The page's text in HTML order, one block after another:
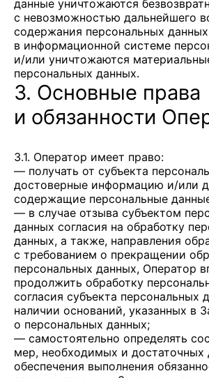
данные уничтожаются
с невозможностью дальнейшего
содержания персональных данных
в информационной системе
и/или уничтожаются
персональных данных.
3. Основные права
и обязанности
3.1. Оператор имеет право:
— получать от субъекта
достоверные информацию и/или
содержащие персональные
— в случае отзыва субъектом
данных согласия на обработку
данных, а также, направления
с требованием о прекращении
персональных данных, Оператор
продолжить обработку
согласия субъекта персональных
наличии оснований, указанных в
о персональных данных;
— самостоятельно определять
мер, необходимых и достаточных
обеспечения выполнения